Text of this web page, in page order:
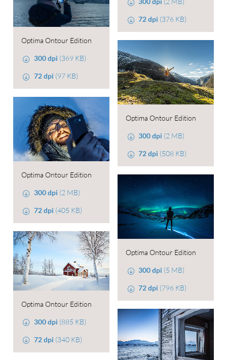
72 dpi (376 KB)
Optima Ontour Edition
300 dpi (369 KB)
72 dpi (97 KB)
Optima Ontour Edition
300 dpi (2 MB)
72 dpi (508 KB)
Optima Ontour Edition
300 dpi (2 MB)
72 dpi (405 KB)
Optima Ontour Edition
300 dpi (5 MB)
72 dpi (796 KB)
Optima Ontour Edition
300 dpi (885 KB)
72 dpi (340 KB)